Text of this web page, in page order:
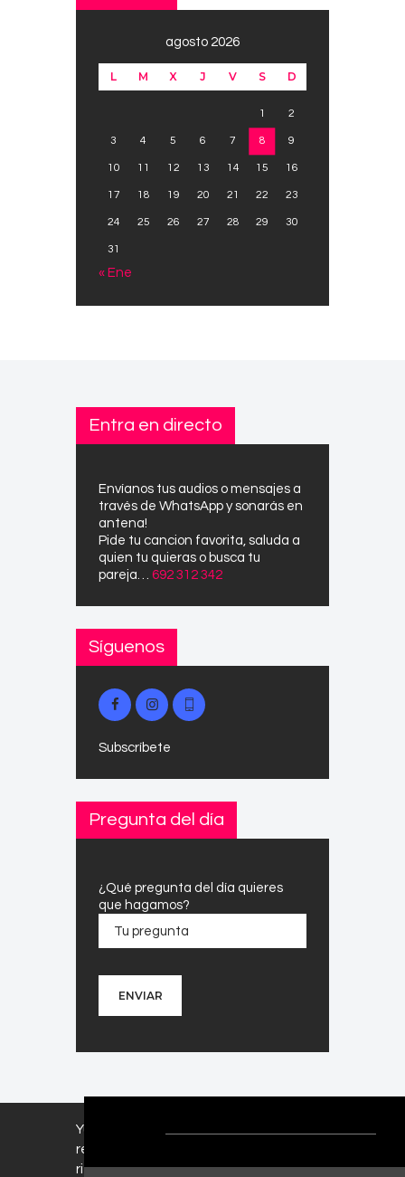
agosto 2026
L M X J V S D
1 2
3 4 5 6 7 8 9
10 11 12 13 14 15 16
17 18 19 20 21 22 23
24 25 26 27 28 29 30
31
« Ene
Entra en directo
Envíanos tus audios o mensajes a
través de WhatsApp y sonarás en
antena!
Pide tu cancion favorita, saluda a
quien tu quieras o busca tu
pareja… 692 312 342
Síguenos
Subscríbete
Pregunta del día
¿Qué pregunta del día quieres
que hagamos?
Yuh FM ©. Todos los derechos
reservados. Diseño web con mucho
ritmo
realizado porBit Works